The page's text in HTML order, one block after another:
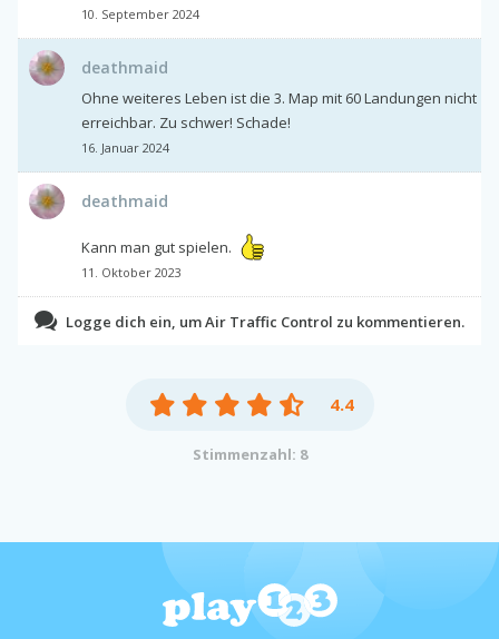
10. September 2024
deathmaid
Ohne weiteres Leben ist die 3. Map mit 60 Landungen nicht
erreichbar. Zu schwer! Schade!
16. Januar 2024
deathmaid
Kann man gut spielen.
11. Oktober 2023
Logge dich ein, um Air Traffic Control zu kommentieren.
4.4
Stimmenzahl: 8